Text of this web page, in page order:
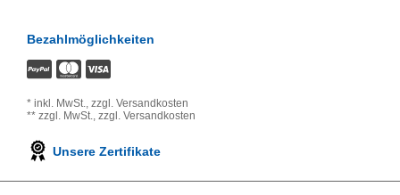
Bezahlmöglichkeiten
* inkl. MwSt., zzgl. Versandkosten
** zzgl. MwSt., zzgl. Versandkosten
Unsere Zertifikate